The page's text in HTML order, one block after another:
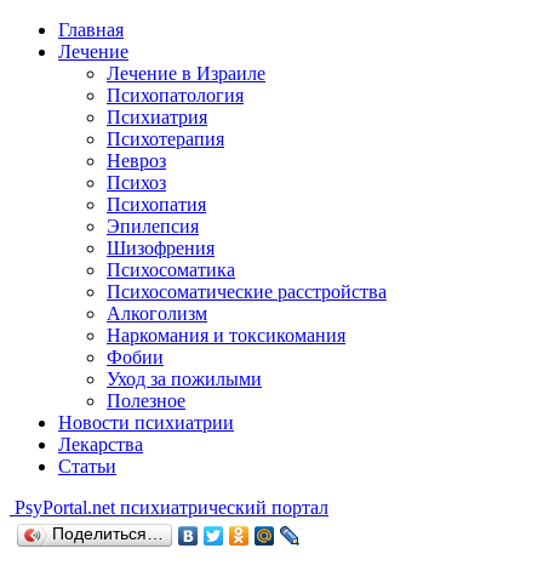
Главная
Лечение
Лечение в Израиле
Психопатология
Психиатрия
Психотерапия
Невроз
Психоз
Психопатия
Эпилепсия
Шизофрения
Психосоматика
Психосоматические расстройства
Алкоголизм
Наркомания и токсикомания
Фобии
Уход за пожилыми
Полезное
Новости психиатрии
Лекарства
Статьи
PsyPortal.net психиатрический портал
Поделиться…